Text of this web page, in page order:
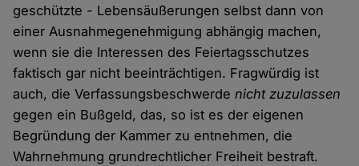
geschützte - Lebensäußerungen selbst dann von
einer Ausnahmegenehmigung abhängig machen,
wenn sie die Interessen des Feiertagsschutzes
faktisch gar nicht beeinträchtigen. Fragwürdig ist
auch, die Verfassungsbeschwerdenicht zuzulassen
gegen ein Bußgeld, das, so ist es der eigenen
Begründung der Kammer zu entnehmen, die
Wahrnehmung grundrechtlicher Freiheit bestraft.